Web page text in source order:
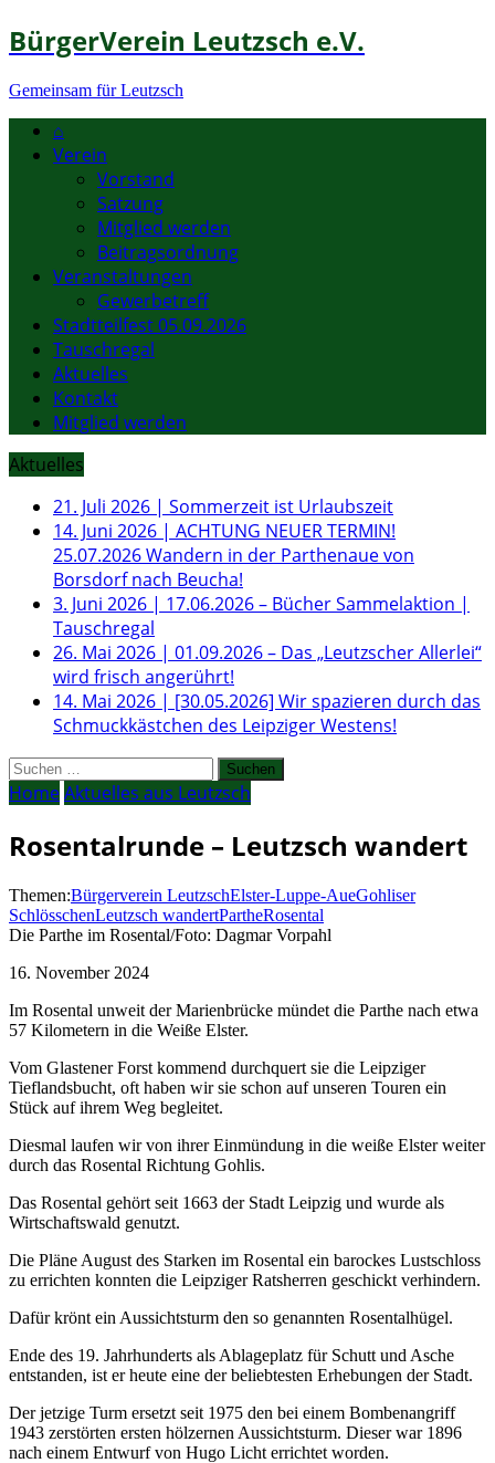
BürgerVerein Leutzsch e.V.
Gemeinsam für Leutzsch
⌂
Verein
Vorstand
Satzung
Mitglied werden
Beitragsordnung
Veranstaltungen
Gewerbetreff
Stadtteilfest 05.09.2026
Tauschregal
Aktuelles
Kontakt
Mitglied werden
Aktuelles
21. Juli 2026 | Sommerzeit ist Urlaubszeit
14. Juni 2026 | ACHTUNG NEUER TERMIN!
25.07.2026 Wandern in der Parthenaue von
Borsdorf nach Beucha!
3. Juni 2026 | 17.06.2026 – Bücher Sammelaktion |
Tauschregal
26. Mai 2026 | 01.09.2026 – Das „Leutzscher Allerlei“
wird frisch angerührt!
14. Mai 2026 | [30.05.2026] Wir spazieren durch das
Schmuckkästchen des Leipziger Westens!
Suchen
nach:
HomeAktuelles aus Leutzsch
Rosentalrunde – Leutzsch wandert
Themen:Bürgerverein LeutzschElster-Luppe-AueGohliser
SchlösschenLeutzsch wandertPartheRosental
Die Parthe im Rosental/Foto: Dagmar Vorpahl
16. November 2024
Im Rosental unweit der Marienbrücke mündet die Parthe nach etwa
57 Kilometern in die Weiße Elster.
Vom Glastener Forst kommend durchquert sie die Leipziger
Tieflandsbucht, oft haben wir sie schon auf unseren Touren ein
Stück auf ihrem Weg begleitet.
Diesmal laufen wir von ihrer Einmündung in die weiße Elster weiter
durch das Rosental Richtung Gohlis.
Das Rosental gehört seit 1663 der Stadt Leipzig und wurde als
Wirtschaftswald genutzt.
Die Pläne August des Starken im Rosental ein barockes Lustschloss
zu errichten konnten die Leipziger Ratsherren geschickt verhindern.
Dafür krönt ein Aussichtsturm den so genannten Rosentalhügel.
Ende des 19. Jahrhunderts als Ablageplatz für Schutt und Asche
entstanden, ist er heute eine der beliebtesten Erhebungen der Stadt.
Der jetzige Turm ersetzt seit 1975 den bei einem Bombenangriff
1943 zerstörten ersten hölzernen Aussichtsturm. Dieser war 1896
nach einem Entwurf von Hugo Licht errichtet worden.